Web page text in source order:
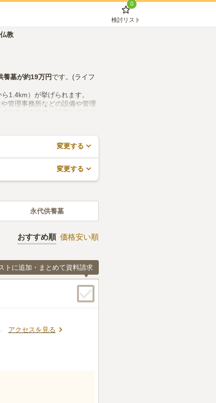
0
検討リスト
教
養墓が約19万円です。(ライフ
ら1.4km）が挙げられます。
管理事務所などの設備や管理
できますので、活用してみて
変更する
変更する
永代供養墓
おすすめ順 価格安い順
トに追加・まとめて資料請求
アクセスを見る